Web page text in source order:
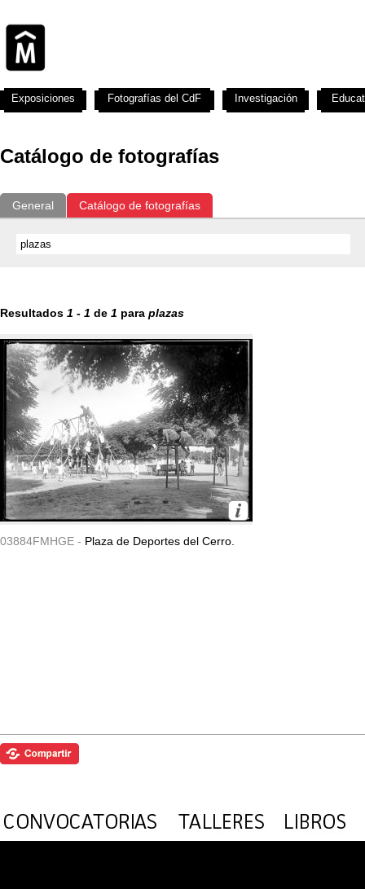
Catálogo de fotografías
General Catálogo de fotografías
Resultados 1 - 1 de 1 para plazas
03884FMHGE - Plaza de Deportes del Cerro.
Exposiciones Fotografías del CdF Investigación